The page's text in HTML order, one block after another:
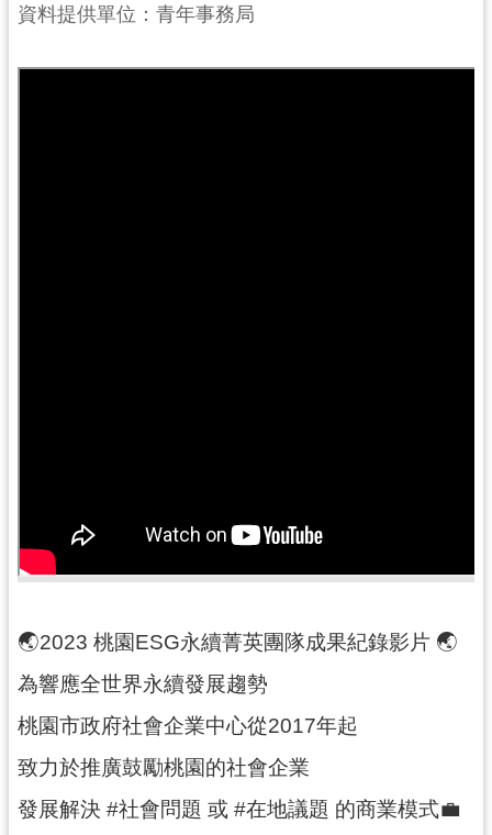
業
地
介
相
關
連
結
政
府
資
資料提供單位：青年事務局
🌏︎2023 桃園ESG永續菁英團隊成果紀錄影片 🌏︎
為響應全世界永續發展趨勢
桃園市政府社會企業中心從2017年起
致力於推廣鼓勵桃園的社會企業
發展解決 #社會問題 或 #在地議題 的商業模式💼